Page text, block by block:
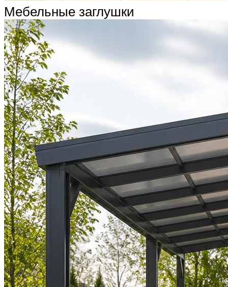
Мебельные заглушки